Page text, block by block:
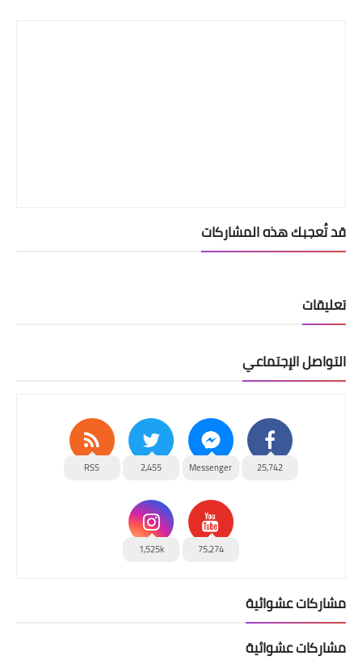
قد تُعجبك هذه المشاركات
تعليقات
التواصل الإجتماعي
25,742
Messenger
2,455
RSS
75,274
1,525k
مشاركات عشوائية
مشاركات عشوائية